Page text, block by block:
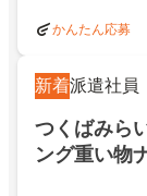
かんたん応募
新着派遣社員
つくばみら
ング重い物